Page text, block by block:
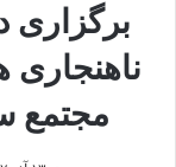
برگزاری
مجتمع